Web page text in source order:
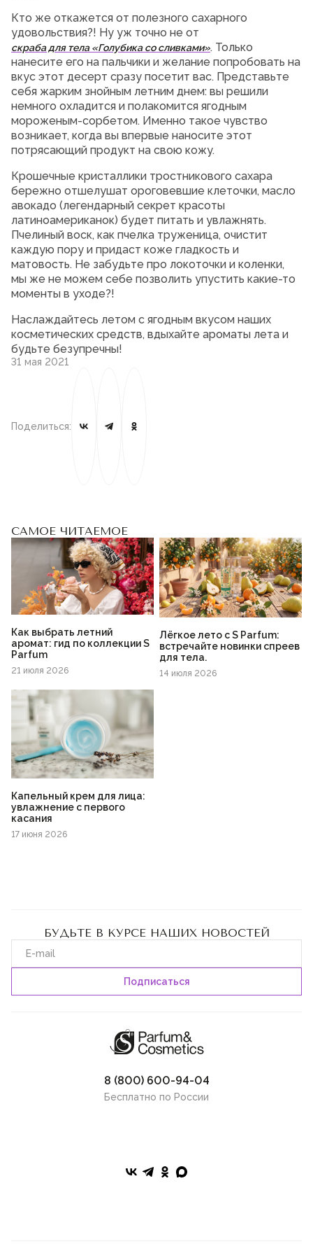
Кто же откажется от полезного сахарного
удовольствия?! Ну уж точно не от
скраба для тела «Голубика со сливками». Только
нанесите его на пальчики и желание попробовать на
вкус этот десерт сразу посетит вас. Представьте
себя жарким знойным летним днем: вы решили
немного охладится и полакомится ягодным
мороженым-сорбетом. Именно такое чувство
возникает, когда вы впервые наносите этот
потрясающий продукт на свою кожу.
Крошечные кристаллики тростникового сахара
бережно отшелушат ороговевшие клеточки, масло
авокадо (легендарный секрет красоты
латиноамериканок) будет питать и увлажнять.
Пчелиный воск, как пчелка труженица, очистит
каждую пору и придаст коже гладкость и
матовость. Не забудьте про локоточки и коленки,
мы же не можем себе позволить упустить какие-то
моменты в уходе?!
Наслаждайтесь летом с ягодным вкусом наших
косметических средств, вдыхайте ароматы лета и
будьте безупречны!
31 мая 2021
Поделиться:
САМОЕ ЧИТАЕМОЕ
Как выбрать летний
аромат: гид по коллекции S
Parfum
21 июля 2026
Лёгкое лето с S Parfum:
встречайте новинки спреев
для тела.
14 июля 2026
Капельный крем для лица:
увлажнение с первого
касания
17 июня 2026
БУДЬТЕ В КУРСЕ НАШИХ НОВОСТЕЙ
8 (800) 600-94-04
Бесплатно по России